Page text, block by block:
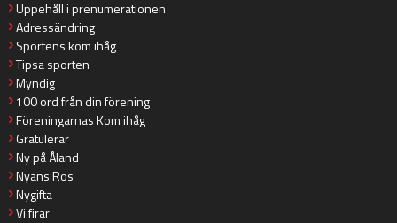
Uppehåll i prenumerationen
Adressändring
Sportens kom ihåg
Tipsa sporten
Myndig
100 ord från din förening
Föreningarnas Kom ihåg
Gratulerar
Ny på Åland
Nyans Ros
Nygifta
Vi firar